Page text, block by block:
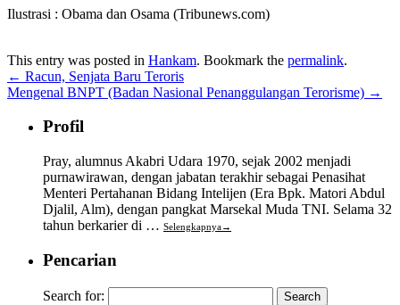
Ilustrasi : Obama dan Osama (Tribunews.com)
This entry was posted in Hankam. Bookmark the permalink.
← Racun, Senjata Baru Teroris
Mengenal BNPT (Badan Nasional Penanggulangan Terorisme) →
Profil
Pray, alumnus Akabri Udara 1970, sejak 2002 menjadi
purnawirawan, dengan jabatan terakhir sebagai Penasihat
Menteri Pertahanan Bidang Intelijen (Era Bpk. Matori Abdul
Djalil, Alm), dengan pangkat Marsekal Muda TNI. Selama 32
tahun berkarier di … Selengkapnya→
Pencarian
Search for: